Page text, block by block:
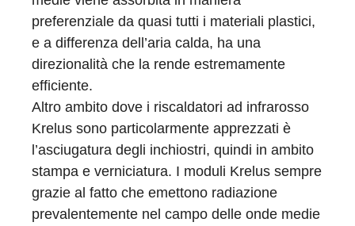
preferenziale da quasi tutti i materiali plastici,
e a differenza dell’aria calda, ha una
direzionalità che la rende estremamente
efficiente.
Altro ambito dove i riscaldatori ad infrarosso
Krelus sono particolarmente apprezzati è
l’asciugatura degli inchiostri, quindi in ambito
stampa e verniciatura. I moduli Krelus sempre
grazie al fatto che emettono radiazione
prevalentemente nel campo delle onde medie